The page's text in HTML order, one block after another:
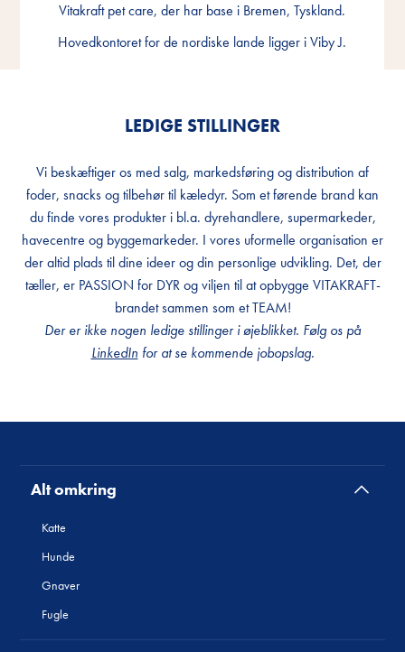
Vitakraft pet care, der har base i Bremen, Tyskland.
Hovedkontoret for de nordiske lande ligger i Viby J.
Vitakraft pet care, der har base i Bremen, Tyskland.
Hovedkontoret for de nordiske lande ligger i Viby J.
Vitakraft pet care, der har base i Bremen, Tyskland.
Hovedkontoret for de nordiske lande ligger i Viby J.
LEDIGE STILLINGER
Vi beskæftiger os med salg, markedsføring og distribution af
foder, snacks og tilbehør til kæledyr. Som et førende brand kan
du finde vores produkter i bl.a. dyrehandlere, supermarkeder,
havecentre og byggemarkeder. I vores uformelle organisation er
der altid plads til dine ideer og din personlige udvikling. Det, der
tæller, er PASSION for DYR og viljen til at opbygge VITAKRAFT-
brandet sammen som et TEAM!
Der er ikke nogen ledige stillinger i øjeblikket. Følg os på
LinkedIn for at se kommende jobopslag.
Alt omkring
Katte
Hunde
Gnaver
Fugle